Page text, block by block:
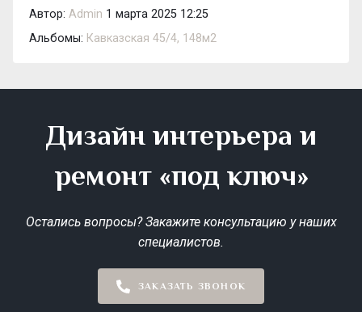
Автор: Admin 1 марта 2025 12:25
Альбомы: Кавказская 45/4, 148м2
Дизайн интерьера и
ремонт «под ключ»
Остались вопросы? Закажите консультацию у наших
специалистов.
ЗАКАЗАТЬ ЗВОНОК